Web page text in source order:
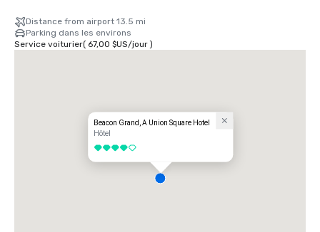
* Tournez à GAUCHE sur Powell
* Le Beacon Grand Hotel se trouve à l'angle des rues Powell et Sutter,
à Union Square, à San Francisco
* Tournez à GAUCHE sur la 3e rue et continuez sur 4 pâtés de maisons
et demi, en traversant Market Street
* Tournez à GAUCHE sur Geary et continuez vers Powell
* Tournez à DROITE sur Powell
* Le Beacon Grand Hotel se trouve à l'angle des rues Powell et Sutter,
à Union Square, à San Francisco
Distance from airport 13.5 mi
Parking dans les environs
Service voiturier( 67,00 $US/jour)
Beacon Grand, A Union Square Hotel
Hôtel
4 sur 5